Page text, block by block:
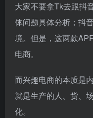
大家不要拿Tk去跟抖
体问题具体分析；抖
境。但是，这两款
电商。
而兴趣电商的本质是
就是生产的人、货、
化。